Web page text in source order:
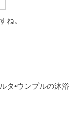
ね。
タ•ウンプルの沐浴